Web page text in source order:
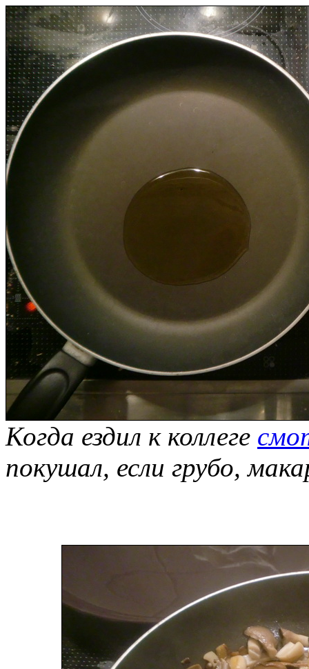
Когда ездил к коллеге
покушал, если грубо,